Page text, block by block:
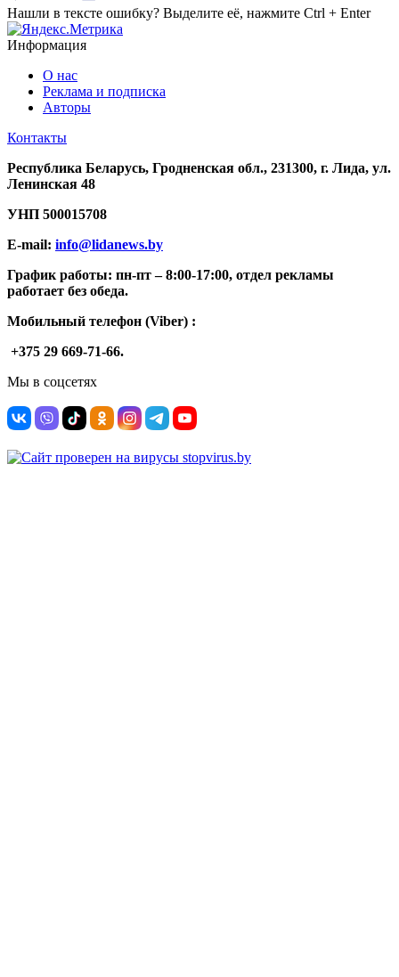
Нашли в тексте ошибку? Выделите её, нажмите Ctrl + Enter
Информация
О нас
Реклама и подписка
Авторы
Контакты
Республика Беларусь, Гродненская обл., 231300, г. Лида, ул.
Ленинская 48
УНП 500015708
E-mail: info@lidanews.by
График работы: пн-пт –8:00-17:00, отдел рекламы
работает без обеда.
Мобильный телефон (Viber) :
+375 29 669-71-66.
Мы в соцсетях